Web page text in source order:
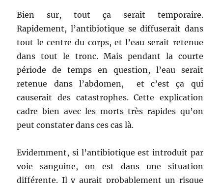
Bien sur, tout ça serait temporaire.
Rapidement, l’antibiotique se diffuserait dans
tout le centre du corps, et l’eau serait retenue
dans tout le tronc. Mais pendant la courte
période de temps en question, l’eau serait
retenue dans l’abdomen, et c’est ça qui
causerait des catastrophes. Cette explication
cadre bien avec les morts très rapides qu’on
peut constater dans ces cas là.
Evidemment, si l’antibiotique est introduit par
voie sanguine, on est dans une situation
différente. Il y aurait probablement un risque